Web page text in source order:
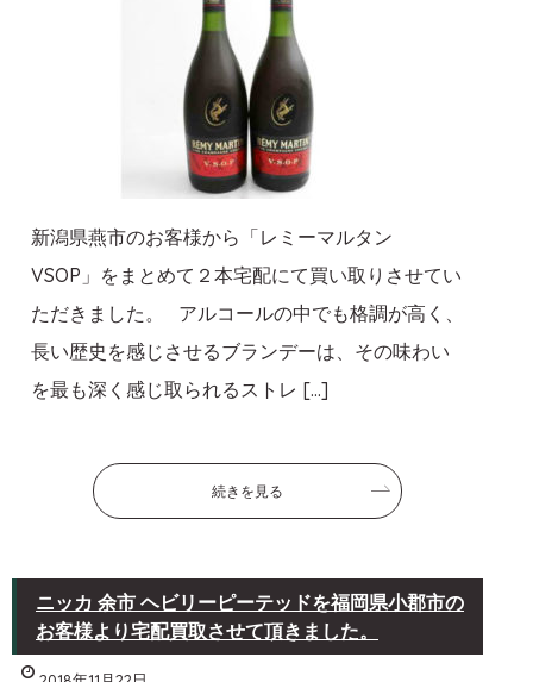
新潟県燕市のお客様から「レミーマルタン
VSOP」をまとめて２本宅配にて買い取りさせてい
ただきました。 アルコールの中でも格調が高く、
長い歴史を感じさせるブランデーは、その味わい
を最も深く感じ取られるストレ […]
続きを見る
ニッカ 余市 ヘビリーピーテッドを福岡県小郡市の
お客様より宅配買取させて頂きました。